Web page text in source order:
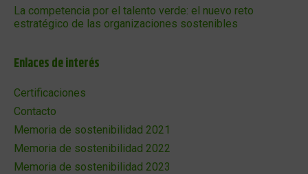
La competencia por el talento verde: el nuevo reto
estratégico de las organizaciones sostenibles
Enlaces de interés
Certificaciones
Contacto
Memoria de sostenibilidad 2021
Memoria de sostenibilidad 2022
Memoria de sostenibilidad 2023